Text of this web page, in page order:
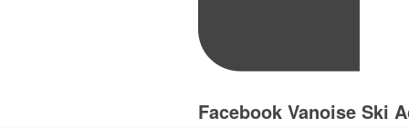
Facebook Vanoise Ski